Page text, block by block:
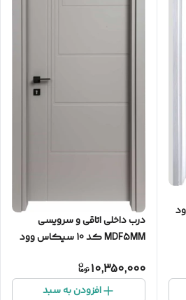
درب داخلی اتاقی و سرویسی
MDF5MM کد 10 سیکاس وود
10,350,000
افزودن به سبد